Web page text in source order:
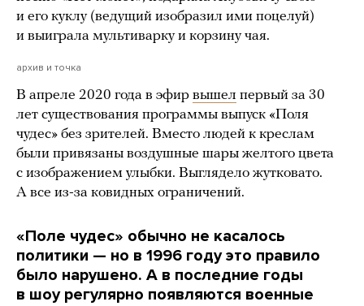
и его куклу (ведущий изобразил ими поцелуй)
и выиграла мультиварку и корзину чая.
архив и точка
В апреле 2020 года в эфир вышел первый за 30
лет существования программы выпуск «Поля
чудес» без зрителей. Вместо людей к креслам
были привязаны воздушные шары желтого цвета
с изображением улыбки. Выглядело жутковато.
А все из-за ковидных ограничений.
«Поле чудес» обычно не касалось
политики — но в 1996 году это правило
было нарушено. А в последние годы
в шоу регулярно появляются военные